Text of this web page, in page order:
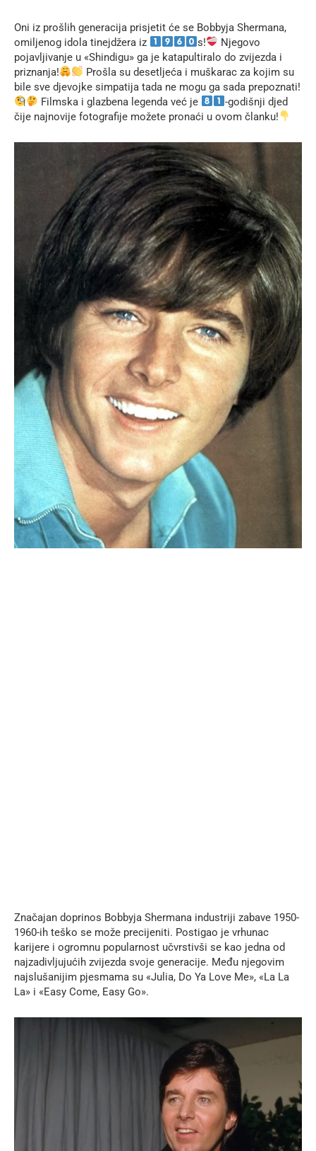
Oni iz prošlih generacija prisjetit će se Bobbyja Shermana,
omiljenog idola tinejdžera iz
s!
Njegovo
pojavljivanje u «Shindigu» ga je katapultiralo do zvijezda i
priznanja!
Prošla su desetljeća i muškarac za kojim su
bile sve djevojke simpatija tada ne mogu ga sada prepoznati!
Filmska i glazbena legenda već je
-godišnji djed
čije najnovije fotografije možete pronaći u ovom članku!
Značajan doprinos Bobbyja Shermana industriji zabave 1950-
1960-ih teško se može precijeniti. Postigao je vrhunac
karijere i ogromnu popularnost učvrstivši se kao jedna od
najzadivljujućih zvijezda svoje generacije. Među njegovim
najslušanijim pjesmama su «Julia, Do Ya Love Me», «La La
La» i «Easy Come, Easy Go».